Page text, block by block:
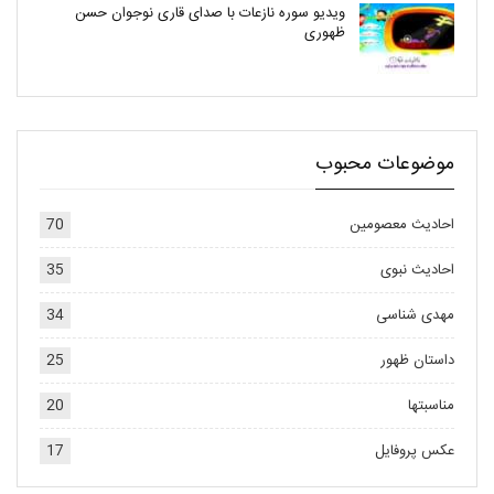
ویدیو سوره نازعات با صدای قاری نوجوان حسن
ظهوری
موضوعات محبوب
احادیث معصومین
70
احادیث نبوی
35
مهدی شناسی
34
داستان ظهور
25
مناسبتها
20
عکس پروفایل
17